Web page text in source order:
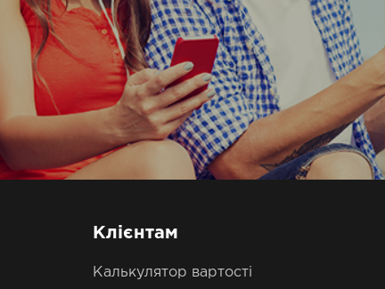
Клієнтам
Калькулятор вартості